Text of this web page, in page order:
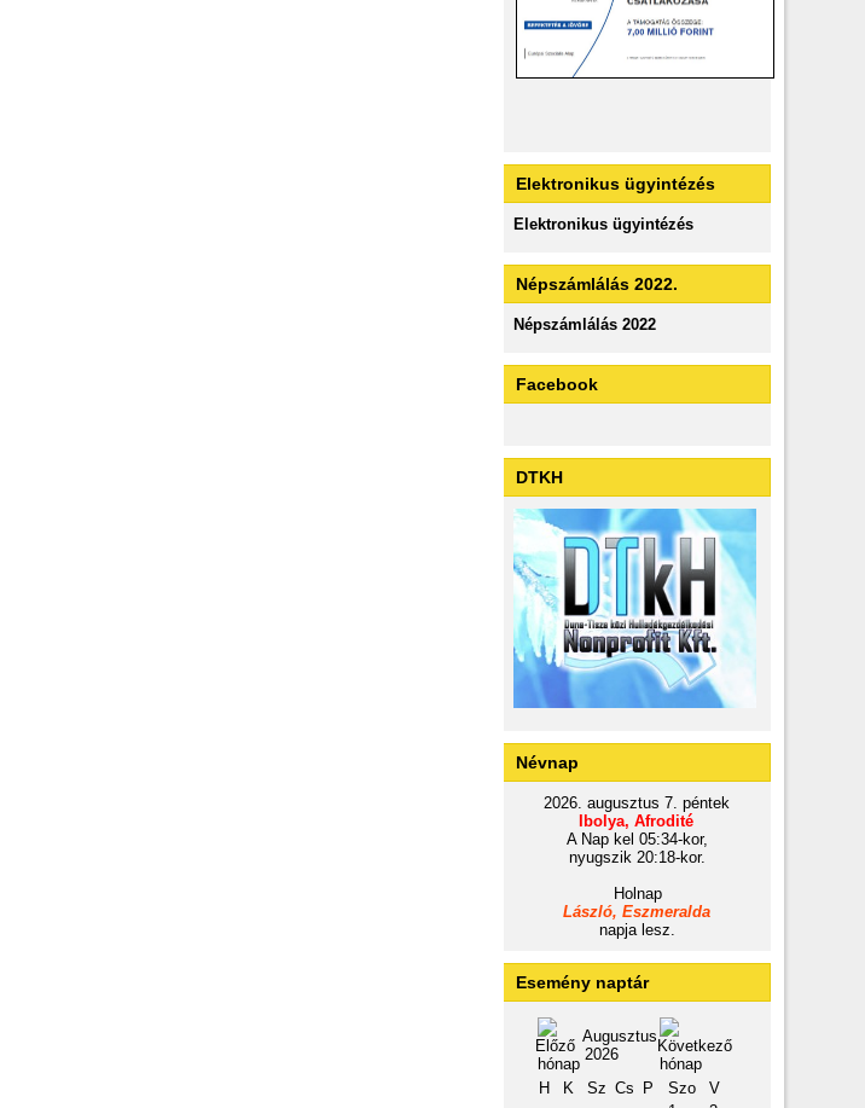
Elektronikus ügyintézés
Elektronikus ügyintézés
Népszámlálás 2022.
Népszámlálás 2022
Facebook
DTKH
Névnap
2026. augusztus 7. péntek
Ibolya, Afrodité
A Nap kel 05:34-kor,
nyugszik 20:18-kor.
Holnap
László, Eszmeralda
napja lesz.
Esemény naptár
Augusztus
2026
H
K Sz Cs P Szo
V